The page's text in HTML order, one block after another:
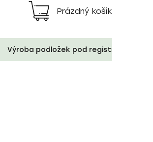
Nákupní
košík
Prázdný košík
Výroba podložek pod registrační